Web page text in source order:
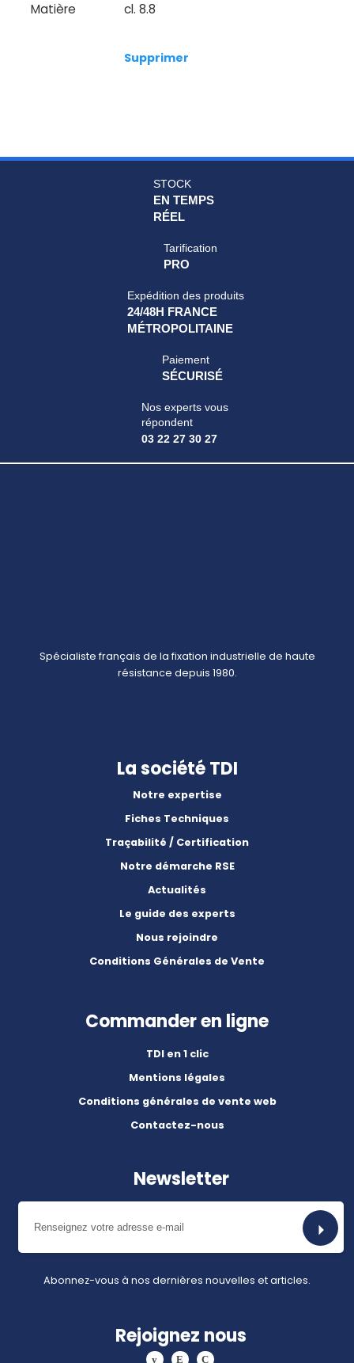
Matière cl. 8.8
Supprimer
STOCK
EN TEMPS
RÉEL
Tarification
PRO
Expédition des produits
24/48H FRANCE
MÉTROPOLITAINE
Paiement
SÉCURISÉ
Nos experts vous
répondent
03 22 27 30 27
Spécialiste français de la fixation industrielle de haute
résistance depuis 1980.
La société TDI
Notre expertise
Fiches Techniques
Traçabilité / Certification
Notre démarche RSE
Actualités
Le guide des experts
Nous rejoindre
Conditions Générales de Vente
Commander en ligne
TDI en 1 clic
Mentions légales
Conditions générales de vente web
Contactez-nous
Newsletter
Abonnez-vous à nos dernières nouvelles et articles.
Rejoignez nous